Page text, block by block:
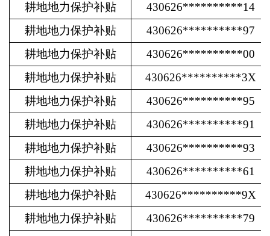
耕地地力保护补贴
430626**********14
耕地地力保护补贴
430626**********97
耕地地力保护补贴
430626**********00
耕地地力保护补贴
430626**********3X
耕地地力保护补贴
430626**********95
耕地地力保护补贴
430626**********91
耕地地力保护补贴
430626**********93
耕地地力保护补贴
430626**********61
耕地地力保护补贴
430626**********9X
耕地地力保护补贴
430626**********79